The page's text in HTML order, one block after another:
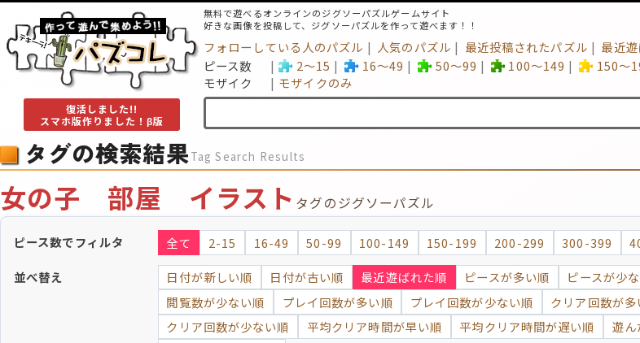
復活しました!!
スマホ版作りました！β版
無料で遊べるオンラインのジグソーパズルゲームサイト
好きな画像を投稿して、ジグソーパズルを作って遊べます！！
フォローしている人のパズル 人気のパズル 最近投稿されたパズル 最近
ピース数
2～15 16～49 50～99 100～149 150～
モザイク
モザイクのみ
タグの検索結果Tag Search Results
女の子 部屋 イラスト タグのジグソーパズル
ピース数でフィルタ 全て 2-15 16-49 50-99 100-149 150-199 200-299 300-399
並べ替え 日付が新しい順 日付が古い順 最近遊ばれた順 ピースが多い順 ピースが少
閲覧数が少ない順
プレイ回数が多い順 プレイ回数が少ない順
クリア回数が多
クリア回数が少ない順
平均クリア時間が早い順 平均クリア時間が遅い順
遊ん